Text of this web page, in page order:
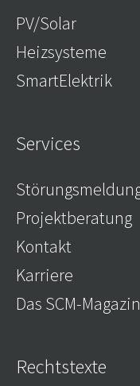
PV/Solar
Heizsysteme
SmartElektrik
Services
Projektberatung
Kontakt
Karriere
Das SCM-Magazin
Rechtstexte